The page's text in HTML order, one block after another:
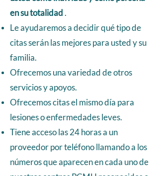
en su totalidad.
Le ayudaremos a decidir qué tipo de
citas serán las mejores para usted y su
familia.
Ofrecemos una variedad de otros
servicios y apoyos.
Ofrecemos citas el mismo día para
lesiones o enfermedades leves.
Tiene acceso las 24 horas a un
proveedor por teléfono llamando a los
números que aparecen en cada uno de